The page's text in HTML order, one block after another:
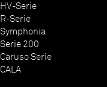
HV-Serie
R-Serie
Symphonia
Serie 200
Caruso Serie
CALA